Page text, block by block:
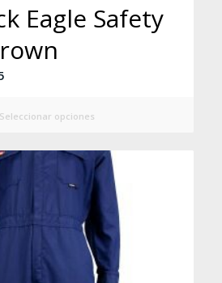
Eagle Safety
Rango
precios:
$149.95
opciones